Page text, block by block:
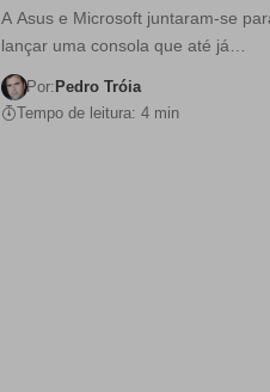
A Asus e Microsoft juntaram-se
lançar uma consola que até já…
Por: Pedro Tróia
Tempo de leitura: 4 min